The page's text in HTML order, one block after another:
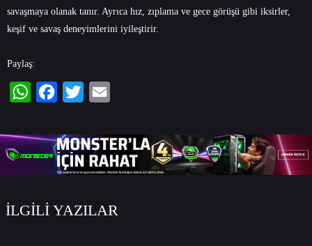
savaşmaya olanak tanır. Ayrıca hız, zıplama ve gece görüşü gibi iksirler,
keşif ve savaş deneyimlerini iyileştirir.
Paylaş:
İLGİLİ YAZILAR